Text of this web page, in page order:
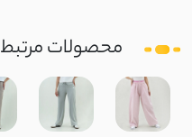
محصولات مرتبط